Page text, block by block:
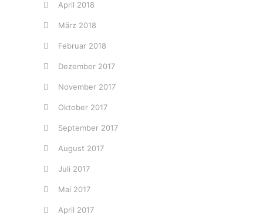
April 2018
März 2018
Februar 2018
Dezember 2017
November 2017
Oktober 2017
September 2017
August 2017
Juli 2017
Mai 2017
April 2017